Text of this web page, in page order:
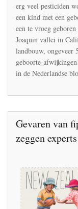
erg veel pesticiden
een kind met een
een te vroeg
Joaquin vallei in
landbouw, ongeveer
geboorte-
in de Nederlandse
Gevaren van
zeggen experts